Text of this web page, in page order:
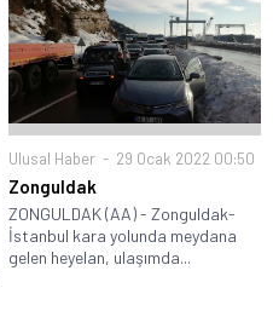
Ulusal Haber 29 Ocak 2022 00:50
Zonguldak
ZONGULDAK (AA) - Zonguldak-
İstanbul kara yolunda meydana
gelen heyelan, ulaşımda...